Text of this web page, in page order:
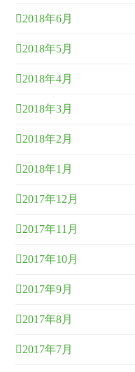
2018年6月
2018年5月
2018年4月
2018年3月
2018年2月
2018年1月
2017年12月
2017年11月
2017年10月
2017年9月
2017年8月
2017年7月